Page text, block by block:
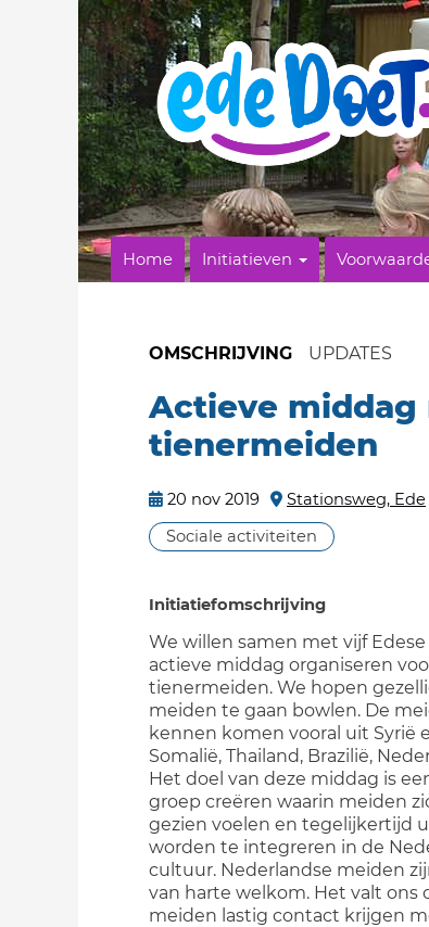
Home Initiatieven
OMSCHRIJVING UPDATES
Actieve middag
tienermeiden
20 nov 2019 Stationsweg, Ede
Sociale activiteiten
Initiatiefomschrijving
We willen samen met vijf
actieve middag organiseren
tienermeiden. We hopen
meiden te gaan bowlen. De
kennen komen vooral uit Syrië
Somalië, Thailand, Brazilië,
Het doel van deze middag is
groep creëren waarin meiden
gezien voelen en tegelijkertijd
worden te integreren in de
cultuur. Nederlandse meiden
van harte welkom. Het valt ons
meiden lastig contact krijgen